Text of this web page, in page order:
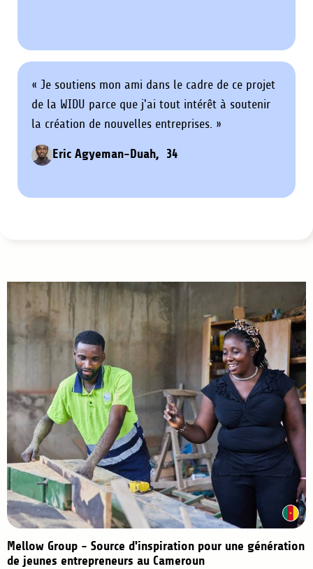
« Je soutiens mon ami dans le cadre de ce projet
de la WIDU parce que j'ai tout intérêt à soutenir
la création de nouvelles entreprises. »
Eric Agyeman-Duah, 34
Mellow Group - Source d'inspiration pour une génération
de jeunes entrepreneurs au Cameroun